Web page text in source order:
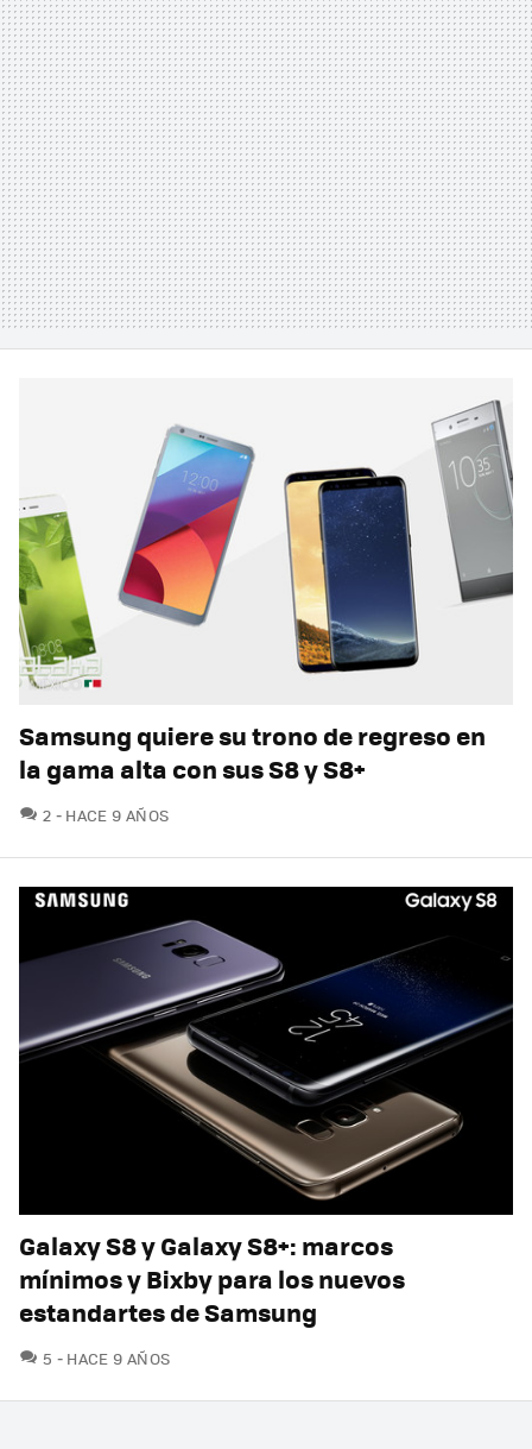
Samsung quiere su trono de regreso en
la gama alta con sus S8 y S8+
2 COMENTARIOS
HACE 9 AÑOS
Galaxy S8 y Galaxy S8+: marcos
mínimos y Bixby para los nuevos
estandartes de Samsung
5 COMENTARIOS
HACE 9 AÑOS